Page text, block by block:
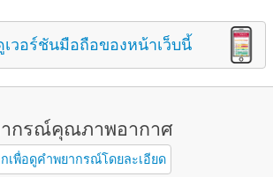
วอร์ชันมือถือของหน้าเว็บนี้
กรณ์คุณภาพอากาศ
เพื่อดูคำพยากรณ์โดยละเอียด